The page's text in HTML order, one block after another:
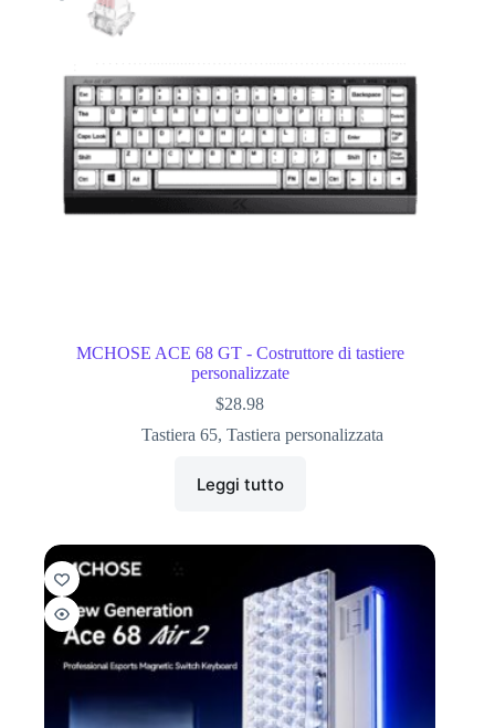
MCHOSE ACE 68 GT - Costruttore di tastiere
personalizzate
$28.98
Tastiera 65, Tastiera personalizzata
Leggi tutto